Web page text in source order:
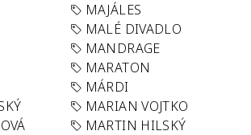
MAJÁLES
MALÉ DIVADLO
MANDRAGE
MARATON
MÁRDI
MARIAN VOJTKO
MARTIN HILSKÝ